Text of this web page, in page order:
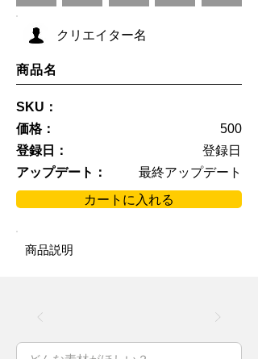
クリエイター名
商品名
SKU：
価格：
500
登録日：
登録日
アップデート：
最終アップデート
カートに入れる
商品説明